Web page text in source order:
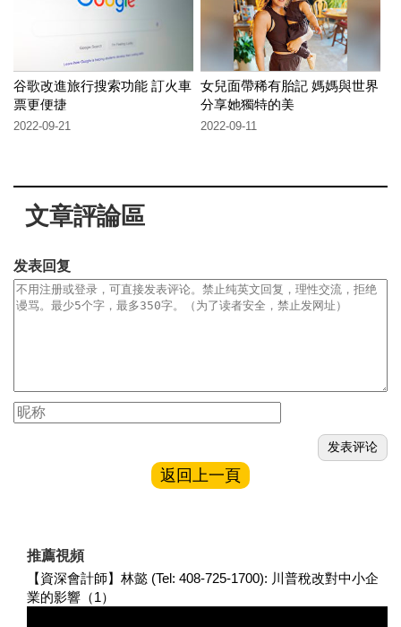
谷歌改進旅行搜索功能 訂火車
票更便捷
2022-09-21
女兒面帶稀有胎記 媽媽與世界
分享她獨特的美
2022-09-11
文章評論區
发表回复
返回上一頁
推薦視頻
【資深會計師】林懿 (Tel: 408-725-1700): 川普稅改對中小企
業的影響（1）